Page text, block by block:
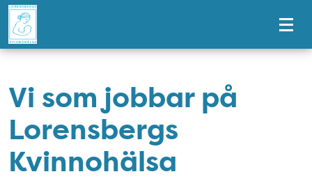
Tillgänglighetsmeny
Vi som jobbar på
Lorensbergs
Kvinnohälsa